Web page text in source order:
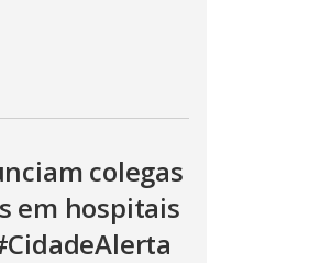
colegas
em hospitais